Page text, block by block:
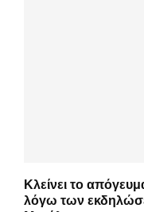
Κλείνει το
λόγω των